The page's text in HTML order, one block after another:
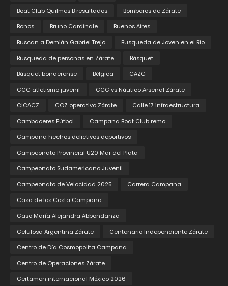
Boat Club Quilmes B resultados
Bomberos de Zárate
Bonos
Bruno Cardinale
Buenos Aires
Buscan a Demián Gabriel Trejo
Busqueda de Joven en el Rio
Busqueda de personas en Zárate
Básquet
Básquet bonaerense
Bélgica
CAZC
CCC atletismo juvenil
CCC vs Náutico Arsenal Zárate
CICACZ
COZ operativo Zárate
Calle 17 infraestructura
Cambaceres Fútbol
Campana Boat Club remo
Campana hechos delictivos deportivos
Campeonato Provincial U20 Mar del Plata
Campeonato Sudamericano Juvenil
Campeonato de Velocidad 2025
Carrera Campana
Casa de los Costa Campana
Caso María Alejandra Abbondanza
Celulosa Argentina Zárate
Centenario Independiente Zárate
Centro de Día Cosmopolita Campana
Centro de Operaciones Zárate
Certamen internacional México 2026